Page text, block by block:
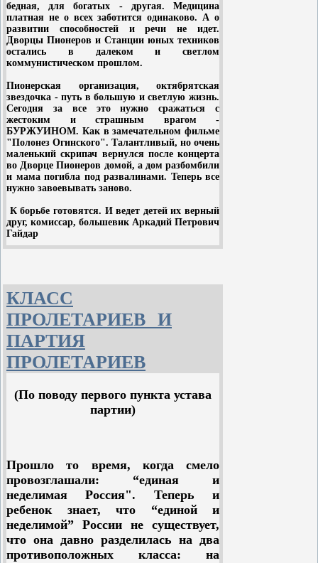
окружённые радужным сиянием.
И всюду, где только лес был пореже,
лежали на земле белые холсты
лунного света.
В общем, это было красиво той
древней, дивной красотой, которая
всегда так много говорит русскому
сердцу и заставляет воображение
рисовать сказочные картины:
серого волка, несущего Ивана-
царевича в маленькой шапочке
набекрень и с пером Жар-птицы в
платке за пазухой, огромные
мшистые лапы лешего, избушку на
курьих ножках — да мало ли ещё
бедная, для богатых - другая. Медицина
платная не о всех заботится одинаково. А о
развитии способностей и речи не идет.
Дворцы Пионеров и Станции юных техников
остались в далеком и светлом
коммунистическом прошлом.
Пионерская организация, октябрятская
звездочка - путь в большую и светлую жизнь.
Сегодня за все это нужно сражаться с
жестоким и страшным врагом -
БУРЖУИНОМ. Как в замечательном фильме
"Полонез Огинского". Талантливый, но очень
маленький скрипач вернулся после концерта
во Дворце Пионеров домой, а дом разбомбили
и мама погибла под развалинами. Теперь все
нужно завоевывать заново.
К борьбе готовятся. И ведет детей их верный
друг, комиссар, большевик Аркадий Петрович
Гайдар
Война и дети
Тыловая железнодорожная станция на пути к
фронту. Водонапорная башня. Два прямых
старых тополя. Низкий кирпичный вокзал,
опоясанный густыми акациями.
кошелками в руках подбегают двое
поселковых ребятишек.
- С вас денег не берем, товарищ командир.
Мальчишка добросовестно наполняет стакан
верхом, так что смородина сыплется на
горячую пыль между шпал. Он опрокидывает
стакан в подставленный котелок, задирает
КЛАСС
ПРОЛЕТАРИЕВ И
ПАРТИЯ
ПРОЛЕТАРИЕВ
(По поводу первого пункта устава
партии)
Прошло то время, когда смело
провозглашали: “единая и
неделимая Россия". Теперь и
ребенок знает, что “единой и
неделимой” России не существует,
что она давно разделилась на два
противоположных класса: на